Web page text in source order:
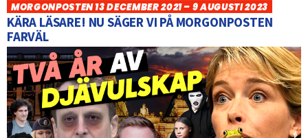
MORGONPOSTEN 13 DECEMBER 2021 – 9 AUGUSTI 2023
KÄRA LÄSARE! NU SÄGER VI PÅ MORGONPOSTEN
FARVÄL